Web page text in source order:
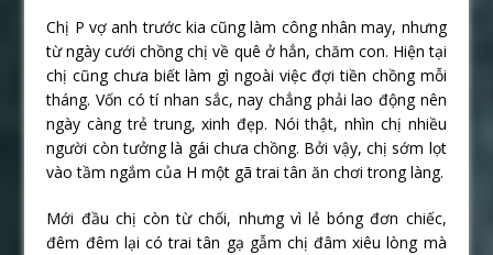
Chị P vợ anh trước kia cũng làm công nhân may, nhưng
từ ngày cưới chồng chị về quê ở hẳn, chăm con. Hiện tại
chị cũng chưa biết làm gì ngoài việc đợi tiền chồng mỗi
tháng. Vốn có tí nhan sắc, nay chẳng phải lao động nên
ngày càng trẻ trung, xinh đẹp. Nói thật, nhìn chị nhiều
người còn tưởng là gái chưa chồng. Bởi vậy, chị sớm lọt
vào tầm ngắm của H một gã trai tân ăn chơi trong làng.
Mới đầu chị còn từ chối, nhưng vì lẻ bóng đơn chiếc,
đêm đêm lại có trai tân gạ gẫm chị đâm xiêu lòng mà